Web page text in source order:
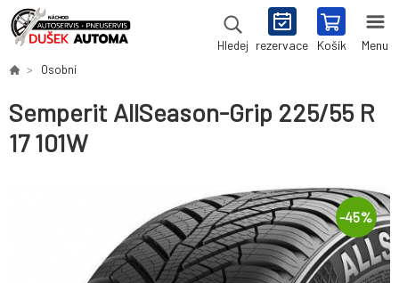
Hledej rezervace Košík Menu
Osobní
Semperit AllSeason-Grip 225/55 R
17 101W
-45%